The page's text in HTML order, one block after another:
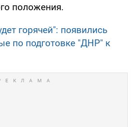
положения.
горячей": появились
по подготовке "ДНР" к